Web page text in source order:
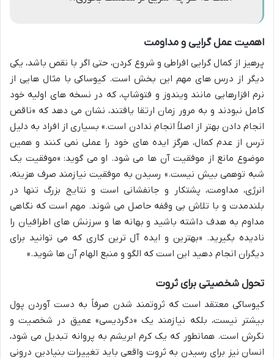
اهمیت عمل گرایی و مداومت
پرهیز از کمال گرایی افراطی و شروع کردن، حتی اگر با نقص باشد، یکی
دیگر از درس های مهم این بخش است. کیوساکی با مثال هایی از
نرم افزارهایی مانند ویندوز و فتوشاپ، که در نسخه های اولیه خود
کامل نبودند و به مرور زمان ارتقا یافتند، نشان می دهد که «ناقص
انجام دادن بهتر از اصلاً انجام ندادن است.» بسیاری از افراد به دلیل
ترس از عدم کمال، هرگز ایده های خود را عملی نمی کنند و همین
موضوع مانع از موفقیت آن ها می شود. او می گوید: «موفقیت یک
شبه توهمی بیش نیست.» رسیدن به موفقیت نیازمند صرف هزینه،
انرژی، مداومت، پشتکار و جانفشانی است و نتایج بزرگ تنها در
بلندمدت و با تلاش بی وقفه حاصل می شوند. مهم است که نگاهی
مداوم به هدف داشته باشید و بهانه ها و سرزنش های اطرافیان را
نادیده بگیرید. «بهترین و ایده آل ترین کاری که می توانید برای
دیگران انجام دهید این است که الگو و منبع الهام آن ها شوید.»
تحول شخصیتی برای ثروت
کیوساکی معتقد است که ثروتمند شدن صرفاً به دست آوردن پول
بیشتر نیست، بلکه نیازمند یک «دگردیسی» عمیق در شخصیت و
نگرش است. همانطور که یک کرم ابریشم به پروانه تبدیل می شود،
انسان نیز برای رسیدن به ثروت واقعی باید تغییرات بنیادین درونی